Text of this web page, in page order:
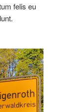
felis eu